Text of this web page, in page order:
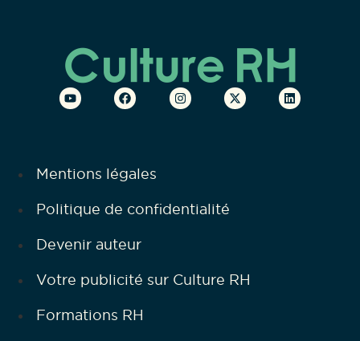
Mentions légales
Politique de confidentialité
Devenir auteur
Votre publicité sur Culture RH
Formations RH